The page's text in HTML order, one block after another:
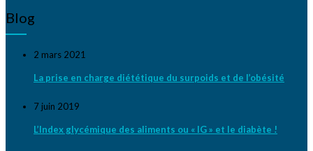
Blog
2 mars 2021
La prise en charge diététique du surpoids et de l’obésité
7 juin 2019
L’Index glycémique des aliments ou « IG » et le diabète !